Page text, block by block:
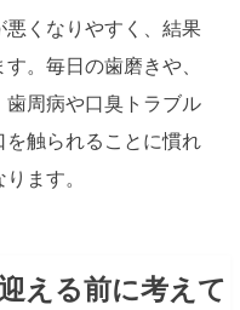
くなりやすく、結果
。毎日の歯磨きや、
周病や口臭トラブル
を触られることに慣れ
ます。
える前に考えて